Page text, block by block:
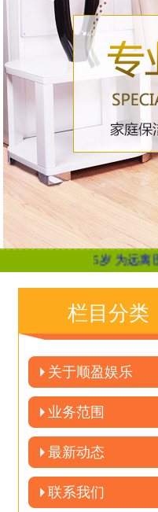
岁 为远离医美，终生坚持
栏目分类
关于顺盈娱乐
业务范围
最新动态
联系我们